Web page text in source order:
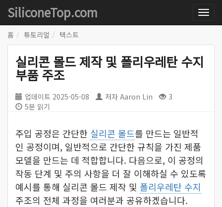
SiliconeTop.com
홈 튜토리얼 텍스트
실리콘 몰드 제작 및 폴리우레탄 수지
부품 주조
업데이트 2025-05-08 저자 Aaron Lin
3
5분 읽기
주입 공정은 간단한 실리콘 몰드를 만드는 일반적
인 공정이며, 일반적으로 간단한 규칙을 가진 제품
모델을 만드는 데 적합합니다. 다음으로, 이 공정의
작동 단계 및 주의 사항을 더 잘 이해하실 수 있도록
예시를 통해 실리콘 몰드 제작 및 폴리우레탄 수지
주조의 전체 과정을 여러분과 공유하겠습니다.